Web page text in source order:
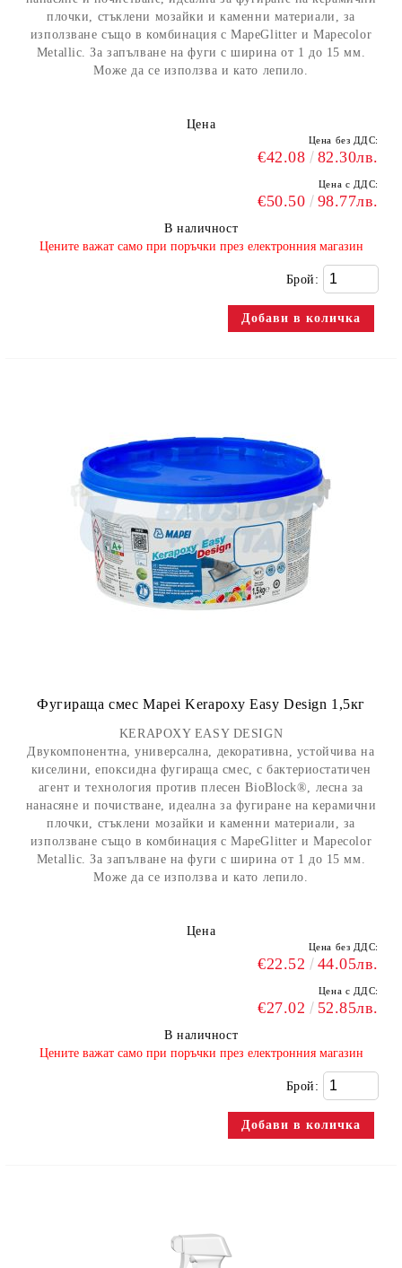
плочки, стъклени мозайки и каменни материали, за
използване също в комбинация с MapeGlitter и Mapecolor
Metallic. За запълване на фуги с ширина от 1 до 15 мм.
Може да се използва и като лепило.
Цена
Цена без ДДС:
€42.08 82.30лв.
Цена с ДДС:
€50.50 98.77лв.
В наличност
​Цените важат само при поръчки през електронния магазин
Брой:
Фугираща смес Mapei Kerapoxy Easy Design 1,5кг
KERAPOXY EASY DESIGN
Двукомпонентна, универсална, декоративна, устойчива на
киселини, епоксидна фугираща смес, с бактериостатичен
агент и технология против плесен BioBlock®, лесна за
нанасяне и почистване, идеална за фугиране на керамични
плочки, стъклени мозайки и каменни материали, за
използване също в комбинация с MapeGlitter и Mapecolor
Metallic. За запълване на фуги с ширина от 1 до 15 мм.
Може да се използва и като лепило.
Цена
Цена без ДДС:
€22.52 44.05лв.
Цена с ДДС:
€27.02 52.85лв.
В наличност
​Цените важат само при поръчки през електронния магазин
Брой: